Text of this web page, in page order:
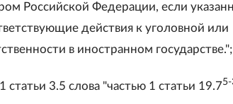
Российской Федерации, если
действия к уголовной или
в иностранном государстве.";
статьи 3.5 слова "частью 1 статьи 19.7